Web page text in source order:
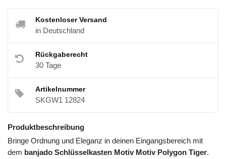
Kostenloser Versand
in Deutschland
Rückgaberecht
30 Tage
Artikelnummer
SKGW1 12824
Produktbeschreibung
Bringe Ordnung und Eleganz in deinen Eingangsbereich mit
dem banjado Schlüsselkasten Motiv Motiv Polygon Tiger.